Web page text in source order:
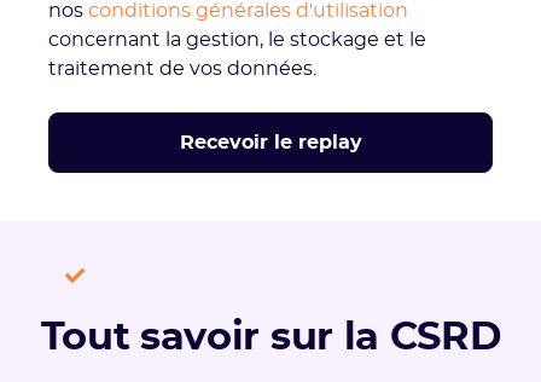
Tout savoir sur la CSRD
nos conditions générales d'utilisation
concernant la gestion, le stockage et le
traitement de vos données.